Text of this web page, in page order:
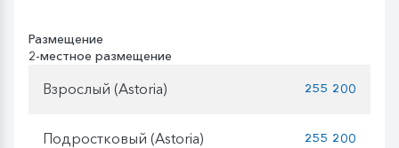
Размещение
2-местное размещение
Взрослый (Astoria) 255 200
Подростковый (Astoria) 255 200